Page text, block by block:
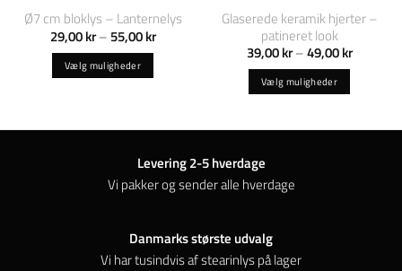
Ø7 cm bloklys – Lanternelys
29,00kr– 55,00krPrisinterval:
Vælg muligheder
varianter.
Mulighederne
varesiden
Glaserede keramik hjerter –
patineret look
39,00kr–49,00kr
Vælg muligheder
på
Levering 2-5 hverdage
Vi pakker og sender alle hverdage
Danmarks største udvalg
Vi har tusindvis af stearinlys på lager